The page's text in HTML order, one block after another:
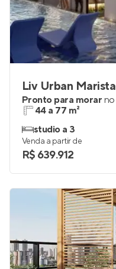
Liv Urban Marista
Pronto para morar no
44 a 77 m²
studio a 3
Venda a partir de
R$ 639.912